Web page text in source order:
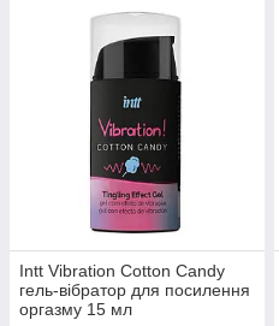
Intt Vibration Cotton Candy
гель-вібратор для посилення
оргазму 15 мл